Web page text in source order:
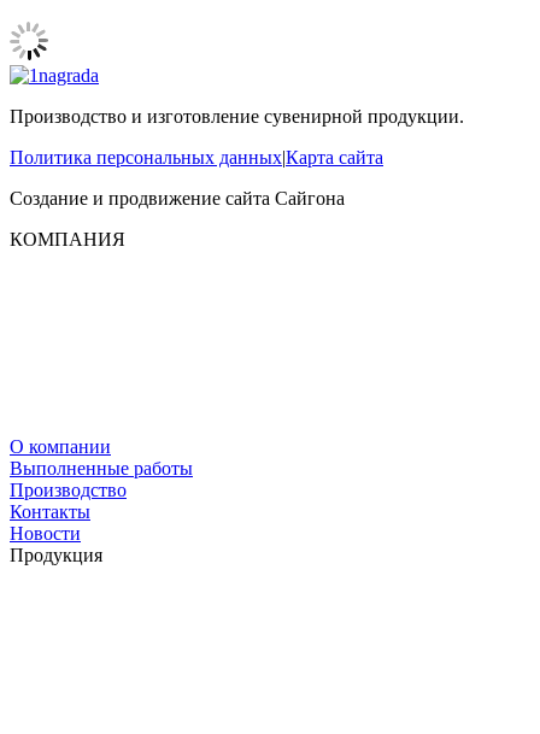
Производство и изготовление сувенирной продукции.
Политика персональных данных|Карта сайта
Создание и продвижение сайта Сайгона
КОМПАНИЯ
О компании
Выполненные работы
Производство
Контакты
Новости
Продукция